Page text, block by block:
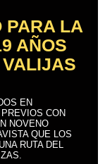
PARA LA
AÑOS
EN
CON
NOVENO
QUE LOS
RUTA DEL